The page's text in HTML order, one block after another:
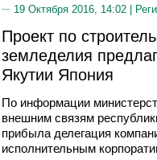
19 Октября 2016, 14:02 |
Проект по
земледелия
Якутии Япония
По информации
внешним связям
прибыла делегация
исполнительным